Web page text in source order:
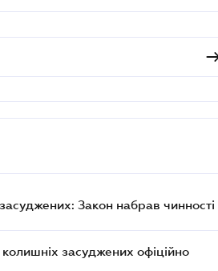
Закон набрав чинності
колишніх засуджених офіційно